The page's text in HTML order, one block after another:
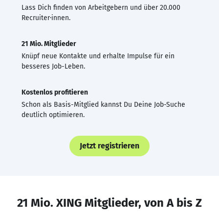
Lass Dich finden von Arbeitgebern und über 20.000
Recruiter·innen.
21 Mio. Mitglieder
Knüpf neue Kontakte und erhalte Impulse für ein
besseres Job-Leben.
Kostenlos profitieren
Schon als Basis-Mitglied kannst Du Deine Job-Suche
deutlich optimieren.
Jetzt registrieren
21 Mio. XING Mitglieder, von A bis Z